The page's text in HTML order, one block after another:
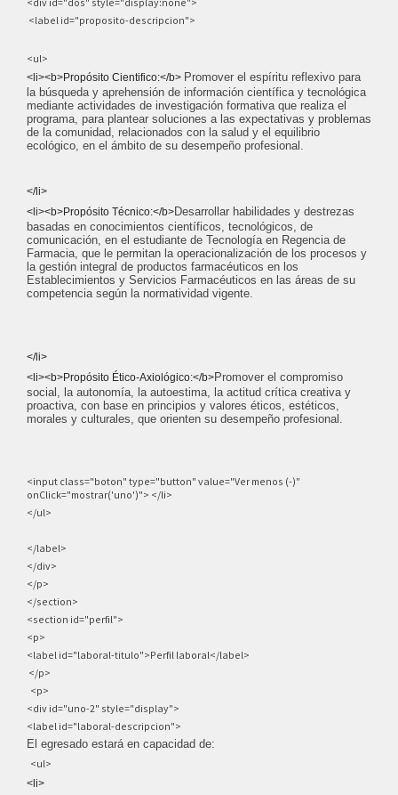
<label id="proposito-descripcion">
<ul>
<li><b>Propósito Cientifico:</b> Promover el espíritu reflexivo para
la búsqueda y aprehensión de información científica y tecnológica
mediante actividades de investigación formativa que realiza el
programa, para plantear soluciones a las expectativas y problemas
de la comunidad, relacionados con la salud y el equilibrio
ecológico, en el ámbito de su desempeño profesional.
</li>
<li><b>Propósito Técnico:</b>Desarrollar habilidades y destrezas
basadas en conocimientos científicos, tecnológicos, de
comunicación, en el estudiante de Tecnología en Regencia de
Farmacia, que le permitan la operacionalización de los procesos y
la gestión integral de productos farmacéuticos en los
Establecimientos y Servicios Farmacéuticos en las áreas de su
competencia según la normatividad vigente.
</li>
<li><b>Propósito Ético-Axiológico:</b>Promover el compromiso
social, la autonomía, la autoestima, la actitud crítica creativa y
proactiva, con base en principios y valores éticos, estéticos,
morales y culturales, que orienten su desempeño profesional.
<input class="boton" type="button" value="Ver menos (-)"
onClick="mostrar('uno')"> </li>
</ul>
</label>
</div>
</p>
</section>
<section id="perfil">
<p>
<label id="laboral-titulo">Perfil laboral</label>
</p>
<p>
<div id="uno-2" style="display">
<label id="laboral-descripcion">
El egresado estará en capacidad de:
<ul>
<li>